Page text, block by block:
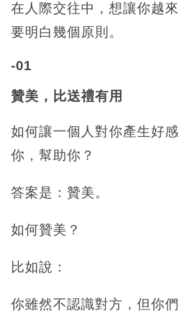
在人際交往中，想讓你越來
要明白幾個原則。
-01
贊美，比送禮有用
如何讓一個人對你產生好
你，幫助你？
答案是：贊美。
如何贊美？
比如說：
你雖然不認識對方，但你